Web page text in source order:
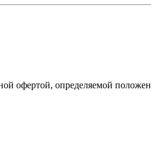
офертой, определяемой